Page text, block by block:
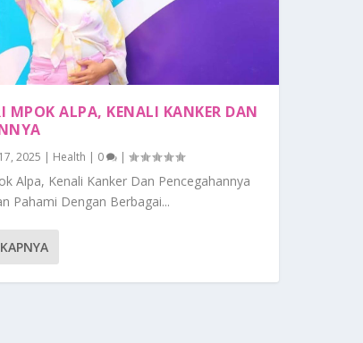
MPOK ALPA, KENALI KANKER DAN
2025 | Health | 0 |
Alpa, Kenali Kanker Dan Pencegahannya
Pahami Dengan Berbagai...